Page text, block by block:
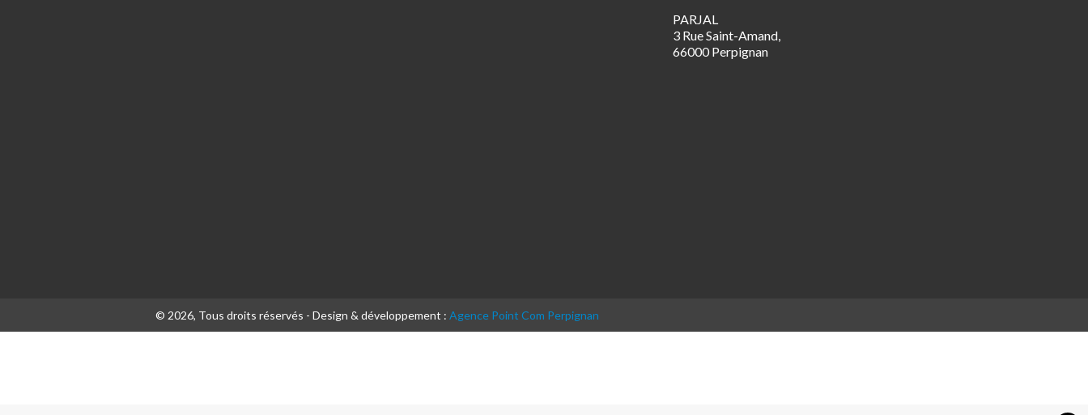
PARJAL
3 Rue Saint-Amand,
66000 Perpignan
© 2026, Tous droits réservés - Design & développement : Agence Point Com Perpignan